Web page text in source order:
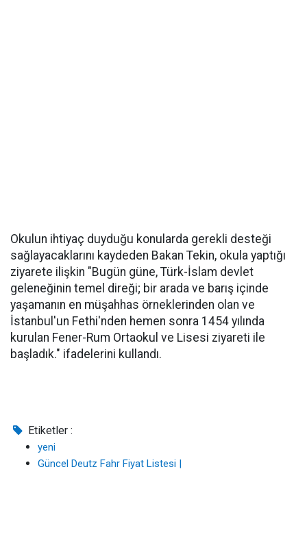
Okulun ihtiyaç duyduğu konularda gerekli desteği
sağlayacaklarını kaydeden Bakan Tekin, okula yaptığı
ziyarete ilişkin "Bugün güne, Türk-İslam devlet
geleneğinin temel direği; bir arada ve barış içinde
yaşamanın en müşahhas örneklerinden olan ve
İstanbul'un Fethi'nden hemen sonra 1454 yılında
kurulan Fener-Rum Ortaokul ve Lisesi ziyareti ile
başladık." ifadelerini kullandı.
Etiketler :
yeni
Güncel Deutz Fahr Fiyat Listesi |